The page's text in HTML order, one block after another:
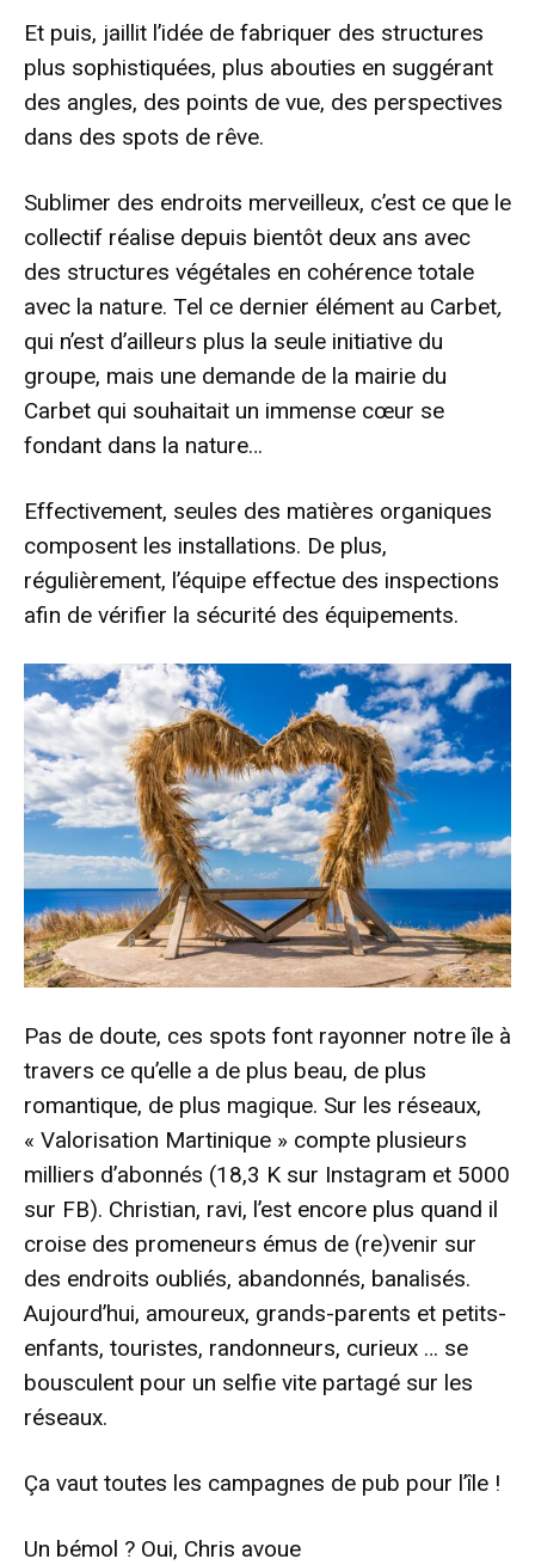
Et puis, jaillit l’idée de fabriquer des structures
plus sophistiquées, plus abouties en suggérant
des angles, des points de vue, des perspectives
dans des spots de rêve.
Sublimer des endroits merveilleux, c’est ce que le
collectif réalise depuis bientôt deux ans avec
des structures végétales en cohérence totale
avec la nature. Tel ce dernier élément au Carbet,
qui n’est d’ailleurs plus la seule initiative du
groupe, mais une demande de la mairie du
Carbet qui souhaitait un immense cœur se
fondant dans la nature…
Effectivement, seules des matières organiques
composent les installations. De plus,
régulièrement, l’équipe effectue des inspections
afin de vérifier la sécurité des équipements.
Pas de doute, ces spots font rayonner notre île à
travers ce qu’elle a de plus beau, de plus
romantique, de plus magique. Sur les réseaux,
« Valorisation Martinique » compte plusieurs
milliers d’abonnés (18,3 K sur Instagram et 5000
sur FB). Christian, ravi, l’est encore plus quand il
croise des promeneurs émus de (re)venir sur
des endroits oubliés, abandonnés, banalisés.
Aujourd’hui, amoureux, grands-parents et petits-
enfants, touristes, randonneurs, curieux … se
bousculent pour un selfie vite partagé sur les
réseaux.
Ça vaut toutes les campagnes de pub pour l’île !
Un bémol ? Oui, Chris avoue